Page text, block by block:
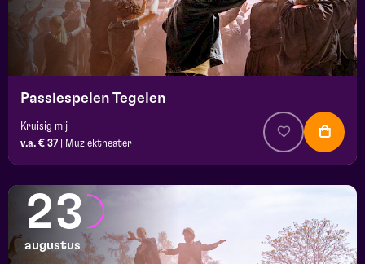
Passiespelen Tegelen
Kruisig mij
v.a. € 37
Muziektheater
23
augustus